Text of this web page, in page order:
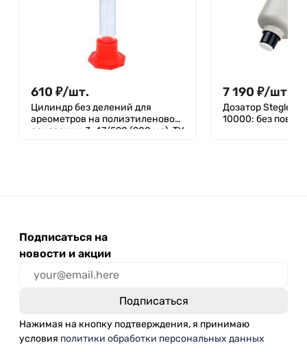
610 ₽/шт.
Цилиндр без делений для
ареометров на полиэтиленовом
основании 3-47/590 (900 мл), ТУ
7 190 ₽/шт.
Дозатор Stegler
10000: без
Подписаться на
новости и акции
Нажимая на кнопку подтверждения, я принимаю
условия политики обработки персональных данных